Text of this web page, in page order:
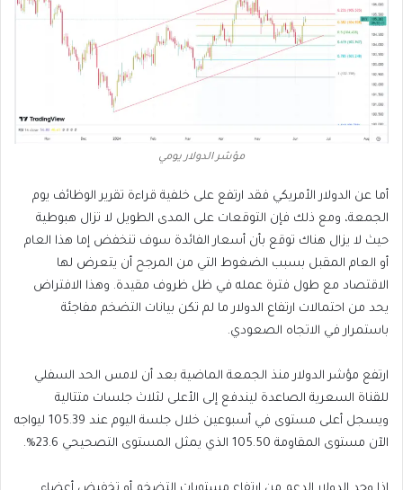
مؤشر الدولار يومي
أما عن الدولار الأمريكي فقد ارتفع على خلفية قراءة تقرير الوظائف يوم
الجمعة، ومع ذلك فإن التوقعات على المدى الطويل لا تزال هبوطية
حيث لا يزال هناك توقع بأن أسعار الفائدة سوف تنخفض إما هذا العام
أو العام المقبل بسبب الضغوط التي من المرجح أن يتعرض لها
الاقتصاد مع طول فترة عمله في ظل ظروف مقيدة. وهذا الافتراض
يحد من احتمالات ارتفاع الدولار ما لم تكن بيانات التضخم مفاجئة
باستمرار في الاتجاه الصعودي.
ارتفع مؤشر الدولار منذ الجمعة الماضية بعد أن لامس الحد السفلي
للقناة السعرية الصاعدة ليندفع إلى الأعلى لثلاث جلسات متتالية
ويسجل أعلى مستوى في أسبوعين خلال جلسة اليوم عند 105.39 ليواجه
الآن مستوى المقاومة 105.50 الذي يمثل المستوى التصحيحي 23.6%.